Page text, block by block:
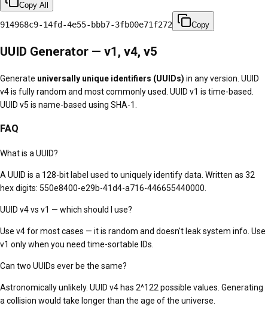
Copy All
914968c9-14fd-4e55-bbb7-3fb00e71f272 Copy
UUID Generator — v1, v4, v5
Generate universally unique identifiers (UUIDs) in any version. UUID
v4 is fully random and most commonly used. UUID v1 is time-based.
UUID v5 is name-based using SHA-1.
FAQ
What is a UUID?
A UUID is a 128-bit label used to uniquely identify data. Written as 32
hex digits: 550e8400-e29b-41d4-a716-446655440000.
UUID v4 vs v1 — which should I use?
Use v4 for most cases — it is random and doesn't leak system info. Use
v1 only when you need time-sortable IDs.
Can two UUIDs ever be the same?
Astronomically unlikely. UUID v4 has 2^122 possible values. Generating
a collision would take longer than the age of the universe.